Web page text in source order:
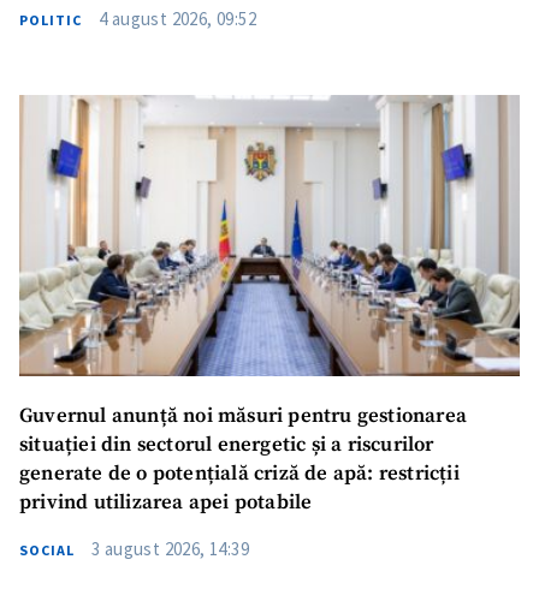
SUSȚINE
POLITIC 4 august 2026, 09:52
Guvernul anunță noi măsuri pentru gestionarea
situației din sectorul energetic și a riscurilor
generate de o potențială criză de apă: restricții
privind utilizarea apei potabile
SOCIAL 3 august 2026, 14:39